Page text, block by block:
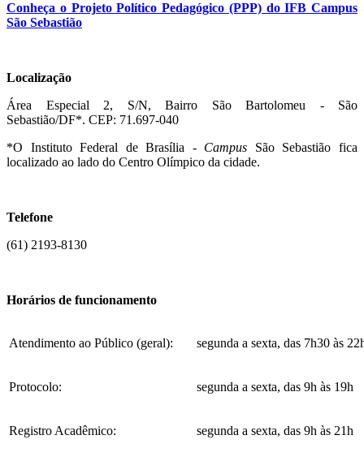
Conheça o Projeto Político Pedagógico (PPP) do IFB Campus
São Sebastião
Localização
Área Especial 2, S/N, Bairro São Bartolomeu - São
Sebastião/DF*. CEP: 71.697-040
*O Instituto Federal de Brasília - Campus São Sebastião fica
localizado ao lado do Centro Olímpico da cidade.
Telefone
(61) 2193-8130
Horários de funcionamento
Atendimento ao Público (geral): segunda a sexta, das 7h30 às
Protocolo: segunda a sexta, das 9h às 19h
Registro Acadêmico: segunda a sexta, das 9h às 21h